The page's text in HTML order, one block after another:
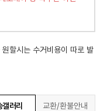
할시는 수거비용이 따로 발
갤러리 교환/환불안내